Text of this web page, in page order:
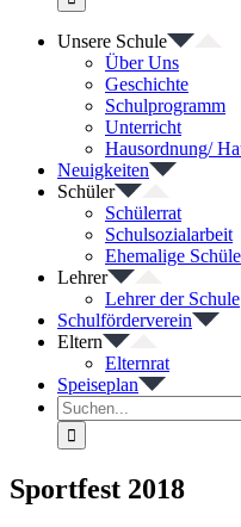
Unsere Schule
Über Uns
Geschichte
Schulprogramm
Unterricht
Hausordnung/
Neuigkeiten
Schüler
Schülerrat
Schulsozialarbeit
Ehemalige
Lehrer
Lehrer der Schule
Schulförderverein
Eltern
Elternrat
Speiseplan
Suche
nach:
Sportfest 2018